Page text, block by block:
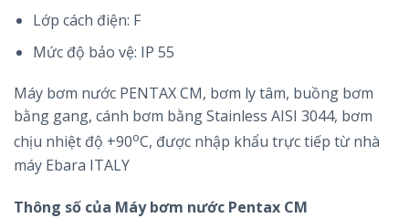
Lớp cách điện: F
Mức độ bảo vệ: IP 55
Máy bơm nước PENTAX CM, bơm ly tâm, buồng bơm
bằng gang, cánh bơm bằng Stainless AISI 3044, bơm
chịu nhiệt độ +90oC, được nhập khẩu trực tiếp từ nhà
máy Ebara ITALY
Thông số của Máy bơm nước Pentax CM